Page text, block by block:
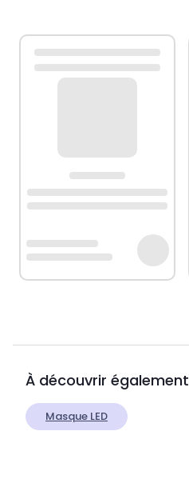
À découvrir également
Masque LED